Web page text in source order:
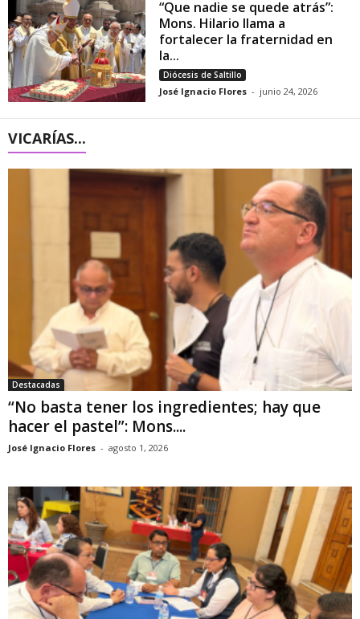
“Que nadie se quede atrás”:
Mons. Hilario llama a
fortalecer la fraternidad en
la...
Diócesis de Saltillo
José Ignacio Flores - junio 24, 2026
VICARÍAS...
Destacadas
“No basta tener los ingredientes; hay que
hacer el pastel”: Mons....
José Ignacio Flores - agosto 1, 2026